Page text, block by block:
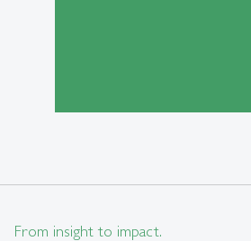
From insight to impact.